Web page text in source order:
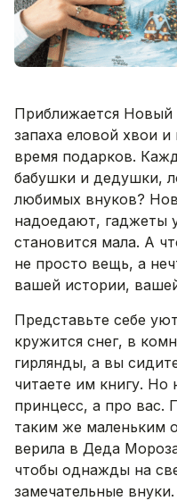
Приближается
запаха еловой хвои
время подарков.
бабушки и дедушки,
любимых внуков?
надоедают, гаджеты
становится мала. А
не просто вещь, а
вашей истории,
Представьте себе
кружится снег, в
гирлянды, а вы
читаете им книгу. Но
принцесс, а про вас.
таким же маленьким
верила в Деда
чтобы однажды на
замечательные внуки.